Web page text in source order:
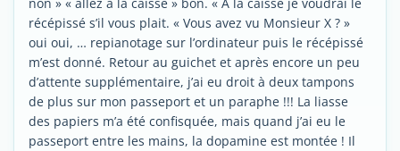
récépissé s’il vous plait. « Vous avez vu Monsieur X ? »
oui oui, … repianotage sur l’ordinateur puis le récépissé
m’est donné. Retour au guichet et après encore un peu
d’attente supplémentaire, j’ai eu droit à deux tampons
de plus sur mon passeport et un paraphe !!! La liasse
des papiers m’a été confisquée, mais quand j’ai eu le
passeport entre les mains, la dopamine est montée ! Il